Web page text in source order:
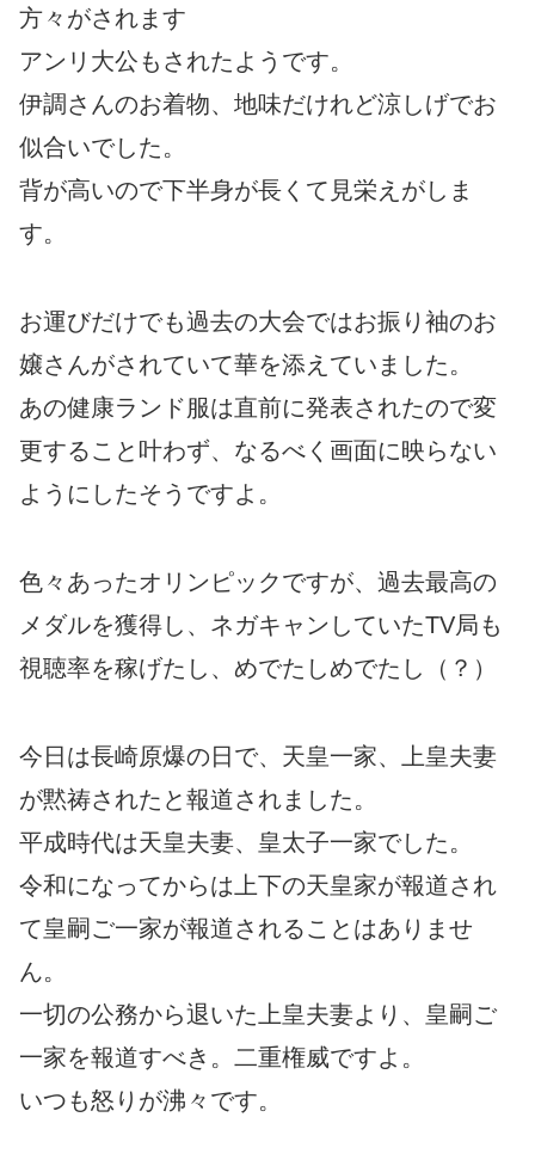
方々がされます
アンリ大公もされたようです。
伊調さんのお着物、地味だけれど涼しげでお
似合いでした。
背が高いので下半身が長くて見栄えがしま
す。
お運びだけでも過去の大会ではお振り袖のお
嬢さんがされていて華を添えていました。
あの健康ランド服は直前に発表されたので変
更すること叶わず、なるべく画面に映らない
ようにしたそうですよ。
色々あったオリンピックですが、過去最高の
メダルを獲得し、ネガキャンしていたTV局も
視聴率を稼げたし、めでたしめでたし（？）
今日は長崎原爆の日で、天皇一家、上皇夫妻
が黙祷されたと報道されました。
平成時代は天皇夫妻、皇太子一家でした。
令和になってからは上下の天皇家が報道され
て皇嗣ご一家が報道されることはありませ
ん。
一切の公務から退いた上皇夫妻より、皇嗣ご
一家を報道すべき。二重権威ですよ。
いつも怒りが沸々です。